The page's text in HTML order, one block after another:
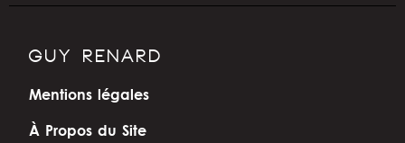
GUY RENARD
Mentions légales
À Propos du Site